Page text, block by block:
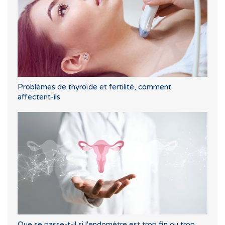
Problèmes de thyroïde et fertilité, comment
affectent-ils